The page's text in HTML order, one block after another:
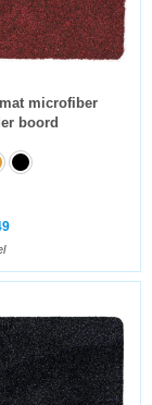
microfiber
boord